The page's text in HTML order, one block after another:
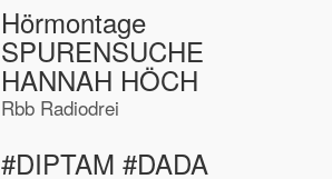
Hörmontage
SPURENSUCHE
HANNAH HÖCH
Rbb Radiodrei
#DIPTAM #DADA